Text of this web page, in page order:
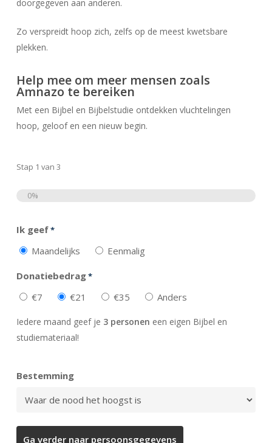
doorgegeven aan anderen.
Zo verspreidt hoop zich, zelfs op de meest kwetsbare
plekken.
Help mee om meer mensen zoals
Amnazo te bereiken
Met een Bijbel en Bijbelstudie ontdekken vluchtelingen
hoop, geloof en een nieuw begin.
Stap 1 van 3
0%
Ik geef*
Maandelijks Eenmalig
Donatiebedrag*
€7 €21 €35 Anders
Iedere maand geef je 3 personen een eigen Bijbel en
studiemateriaal!
Bestemming